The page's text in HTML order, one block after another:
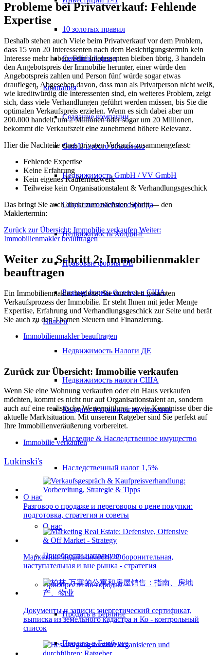
10 золотых правил
Семейный фонд
Компания
Создание компании
GmbH просто объяснено
Недвижимость GmbH / VV GmbH
Создание семейного фонда
Недвижимость Холдинг
Правовые формы DE
Разные формы бизнеса в США
Налоги
Недвижимость Налоги ДЕ
Недвижимость налоги США
Холдинг и привилегия упаковки
Наследие & Наследственное имущество
Наследственный налог 1,5%
О нас
О нас
Приобрести напрямую
Приобрести по городам
Продать в Берлине
Продать в Гамбурге
Probleme bei Privatverkauf: Fehlende
Expertise
Deshalb stehen auch Viele beim Privatverkauf vor dem Problem,
dass 15 von 20 Interessenten nach dem Besichtigungstermin kein
Interesse mehr haben. Fünf Interessenten bleiben übrig, 3 handeln
den Angebotspreis der Immobilie herunter, einer würde den
Angebotspreis zahlen und Person fünf würde sogar etwas
drauflegen. Abgesehen davon, dass man als Privatperson nicht weiß,
wie kreditwürdig die Interessenten sind, ein weiteres Problem, zeigt
sich, dass viele Verhandlungen geführt werden müssen, bis Sie die
optimalen Verkaufspreis erzielen. Wenn es sich dabei aber um
200.000 handelt, um 2 Millionen oder sogar um 20 Millionen,
bekommt die Verkaufszeit eine zunehmend höhere Relevanz.
Hier die Nachteile eines privaten Verkaufs zusammengefasst:
Fehlende Expertise
Keine Erfahrung
Kein eigenes Käufernetzwerk
Teilweise kein Organisationstalent & Verhandlungsgeschick
Das bringt Sie auch direkt zum nächsten Schritt — den
Maklertermin:
Zurück zur Übersicht: Immobilie verkaufen Weiter:
Immobilienmakler beauftragen
Weiter zu Schritt 2: Immobilienmakler
beauftragen
Ein Immobilienmakler begleitet Sie durch den gesamten
Verkaufsprozess der Immobilie. Er steht Ihnen mit jeder Menge
Expertise, Erfahrung und Verhandlungsgeschick zur Seite und berät
Sie auch zu den Themen Steuern und Finanzierung.
Immobilienmakler beauftragen
Zurück zur Übersicht: Immobilie verkaufen
Wenn Sie eine Wohnung verkaufen oder ein Haus verkaufen
möchten, kommt es nicht nur auf Organisationstalent an, sondern
auch auf eine realistische Wertermittlung, sowie Kenntnisse über die
aktuelle Marktsituation. Mit unserem Ratgeber sind Sie perfekt auf
Ihre Immobilienveräußerung vorbereitet.
Immobilie verkaufen
Lukinski's
Разговор о продаже и переговоры о цене покупки:
подготовка, стратегия и советы
Маркетинг недвижимости: Оборонительная,
наступательная и вне рынка - стратегия
Документы и записи: энергетический сертификат,
выписка из земельного кадастра и Ко - контрольный
список